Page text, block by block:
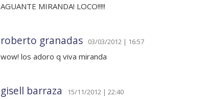
AGUANTE MIRANDA! LOCO!!!!!
roberto granadas 03/03/2012 | 16:57
wow! los adoro q viva miranda
gisell barraza 15/11/2012 | 22:40